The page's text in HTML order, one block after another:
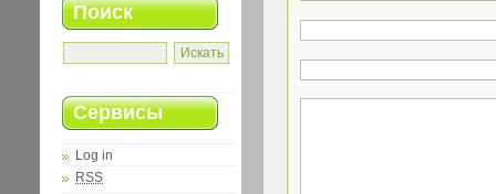
Поиск
Сервисы
Log in
RSS